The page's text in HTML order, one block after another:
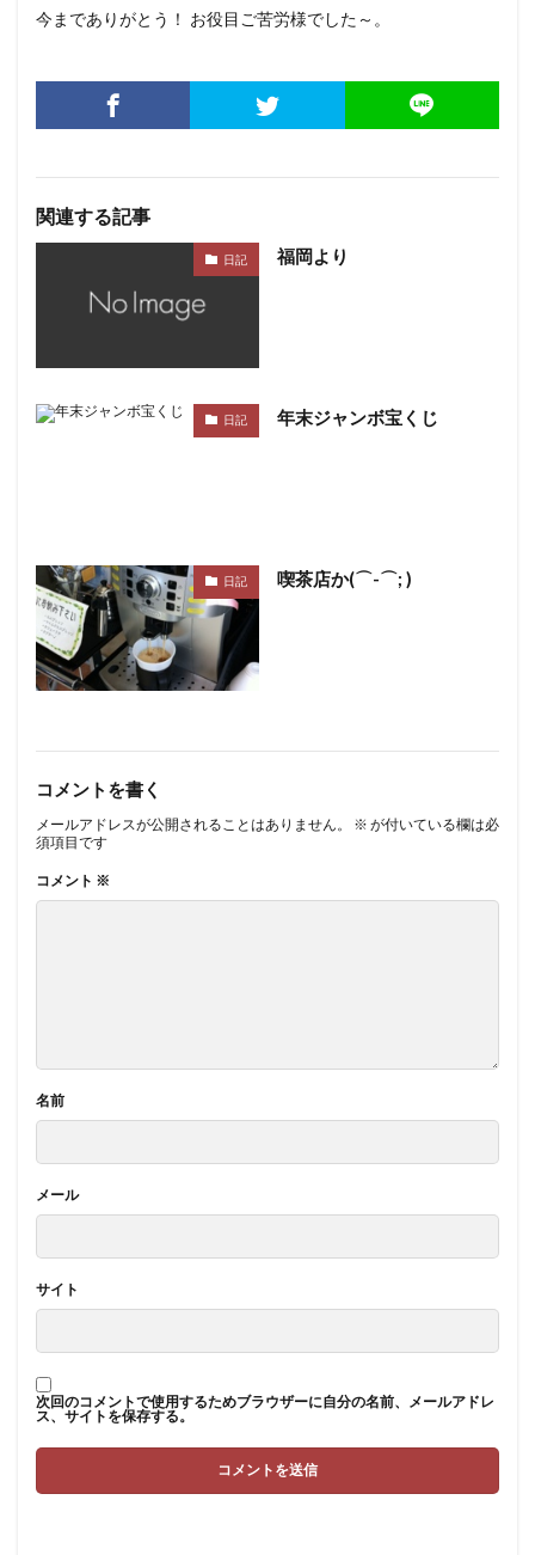
今までありがとう！ お役目ご苦労様でした～。
関連する記事
日記 福岡より
日記 年末ジャンボ宝くじ
日記 喫茶店か(⌒-⌒; )
コメントを書く
メールアドレスが公開されることはありません。 ※ が付いている欄は必
須項目です
コメント ※
名前
メール
サイト
次回のコメントで使用するためブラウザーに自分の名前、メールアドレ
ス、サイトを保存する。